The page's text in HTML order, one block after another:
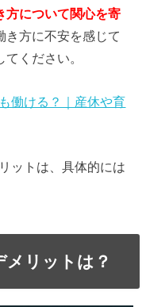
方について関心を寄
き方に不安を感じて
ください。
働ける？｜産休や育
ットは、具体的には
メリットは？